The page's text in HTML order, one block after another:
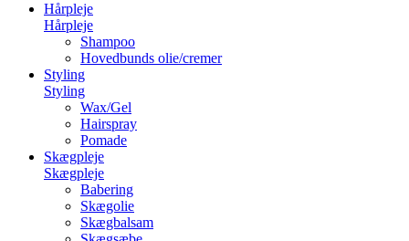
Hårpleje
Hårpleje
Shampoo
Hovedbunds olie/cremer
Styling
Styling
Wax/Gel
Hairspray
Pomade
Skægpleje
Skægpleje
Babering
Skægolie
Skægbalsam